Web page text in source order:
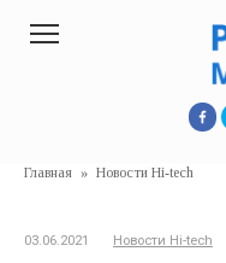
Главная » Новости Hi-tech
03.06.2021 Новости Hi-tech